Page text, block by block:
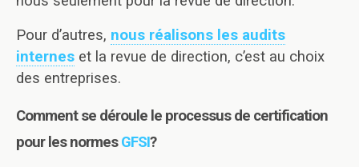
Pour d’autres, nous réalisons les audits
internes et la revue de direction, c’est au choix
des entreprises.
Comment se déroule le processus de certification
pour les normesGFSI?